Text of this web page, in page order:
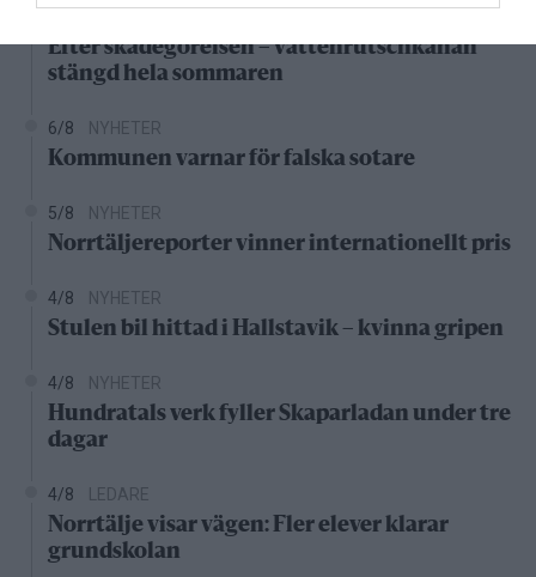
Efter skadegörelsen – vattenrutschkanan
stängd hela sommaren
6/8 NYHETER
Kommunen varnar för falska sotare
5/8 NYHETER
Norrtäljereporter vinner internationellt pris
4/8 NYHETER
Stulen bil hittad i Hallstavik – kvinna gripen
4/8 NYHETER
Hundratals verk fyller Skaparladan under tre
dagar
4/8 LEDARE
Norrtälje visar vägen: Fler elever klarar
grundskolan